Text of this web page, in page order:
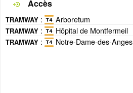
Accès
TRAMWAY : Arboretum
TRAMWAY : Hôpital de Montfermeil
TRAMWAY : Notre-Dame-des-Anges